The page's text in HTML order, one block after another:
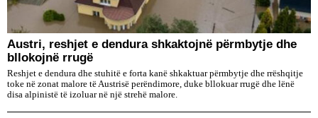
Austri, reshjet e dendura shkaktojnë përmbytje dhe
bllokojnë rrugë
Reshjet e dendura dhe stuhitë e forta kanë shkaktuar përmbytje dhe rrëshqitje
toke në zonat malore të Austrisë perëndimore, duke bllokuar rrugë dhe lënë
disa alpinistë të izoluar në një strehë malore.